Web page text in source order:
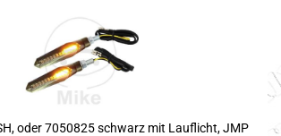
oder 7050825 schwarz mit Lauflicht, JMP